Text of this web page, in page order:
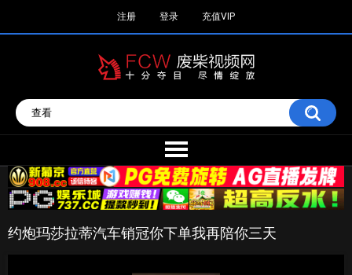
注册 登录 充值VIP
约炮玛莎拉蒂汽车销冠你下单我再陪你三天